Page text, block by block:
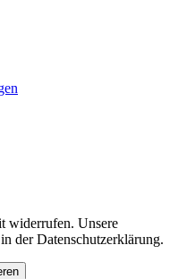
widerrufen. Unsere
der Datenschutzerklärung.